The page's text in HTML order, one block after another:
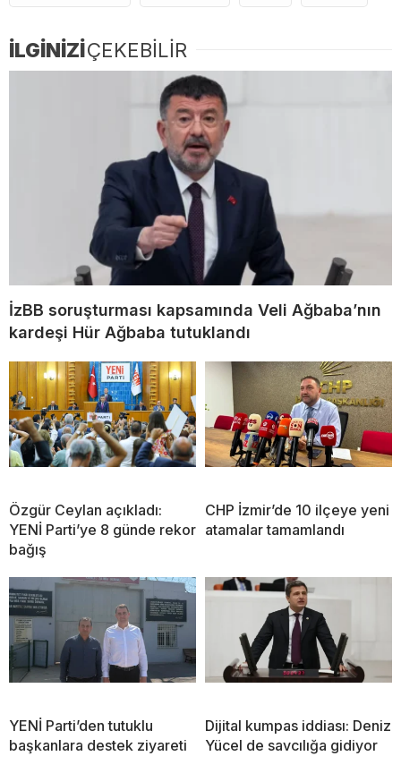
İLGİNİZİÇEKEBİLİR
İzBB soruşturması kapsamında Veli Ağbaba’nın
kardeşi Hür Ağbaba tutuklandı
Özgür Ceylan açıkladı:
YENİ Parti’ye 8 günde rekor
bağış
CHP İzmir’de 10 ilçeye yeni
atamalar tamamlandı
YENİ Parti’den tutuklu
başkanlara destek ziyareti
Dijital kumpas iddiası: Deniz
Yücel de savcılığa gidiyor